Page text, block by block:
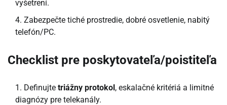
vyšetrení.
Zabezpečte tiché prostredie, dobré osvetlenie, nabitý
telefón/PC.
Checklist pre poskytovateľa/poistiteľa
Definujte triážny protokol, eskalačné kritériá a limitné
diagnózy pre telekanály.